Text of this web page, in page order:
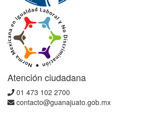
Atención ciudadana
01 473 102 2700
contacto@guanajuato.gob.mx